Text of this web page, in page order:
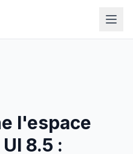
l'espace
8.5 :